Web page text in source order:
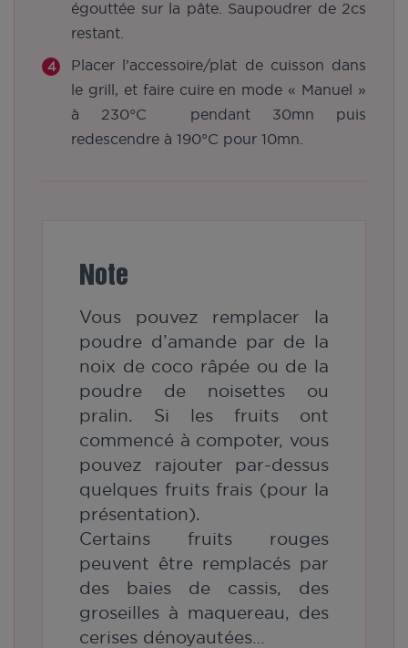
égouttée sur la pâte. Saupoudrer de 2cs
restant.
Placer l’accessoire/plat de cuisson dans
le grill, et faire cuire en mode « Manuel »
à 230°C pendant 30mn puis
redescendre à 190°C pour 10mn.
Note
Vous pouvez remplacer la
poudre d’amande par de la
noix de coco râpée ou de la
poudre de noisettes ou
pralin. Si les fruits ont
commencé à compoter, vous
pouvez rajouter par-dessus
quelques fruits frais (pour la
présentation).
Certains fruits rouges
peuvent être remplacés par
des baies de cassis, des
groseilles à maquereau, des
cerises dénoyautées…